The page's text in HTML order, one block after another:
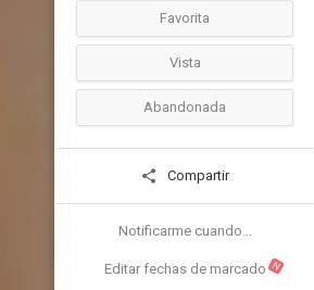
Favorita
Vista
Abandonada
Compartir
Notificarme cuando...
Editar fechas de marcado N